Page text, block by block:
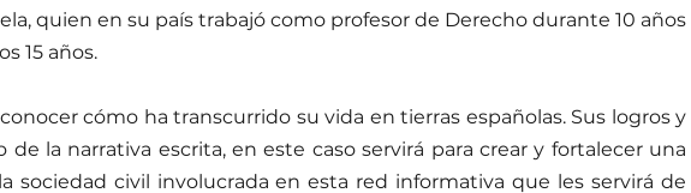
quien en su país trabajó como profesor de Derecho durante 10 años
15 años.
cómo ha transcurrido su vida en tierras españolas. Sus logros y
de la narrativa escrita, en este caso servirá para crear y fortalecer una
sociedad civil involucrada en esta red informativa que les servirá de